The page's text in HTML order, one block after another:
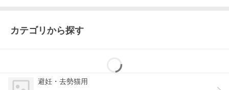
カテゴリから探す
避妊・去勢猫用